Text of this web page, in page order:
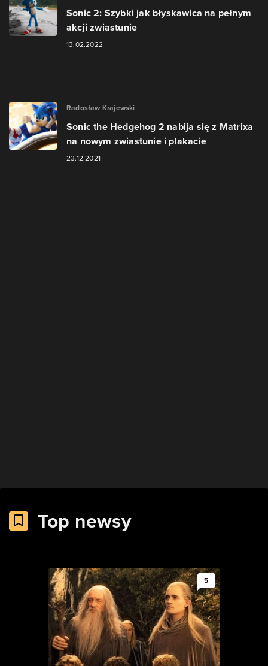
Sonic 2: Szybki jak błyskawica na pełnym
akcji zwiastunie
13.02.2022
Radosław Krajewski
Sonic the Hedgehog 2 nabija się z Matrixa
na nowym zwiastunie i plakacie
23.12.2021
Top newsy
5